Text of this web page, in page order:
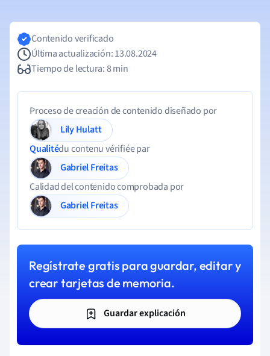
Contenido verificado
Última actualización: 13.08.2024
Tiempo de lectura: 8 min
Proceso de creación de contenido diseñado por
Lily Hulatt
Qualitédu contenu vérifiée par
Gabriel Freitas
Calidad del contenido comprobada por
Gabriel Freitas
Regístrate gratis para guardar, editar y
crear tarjetas de memoria.
Guardar explicación